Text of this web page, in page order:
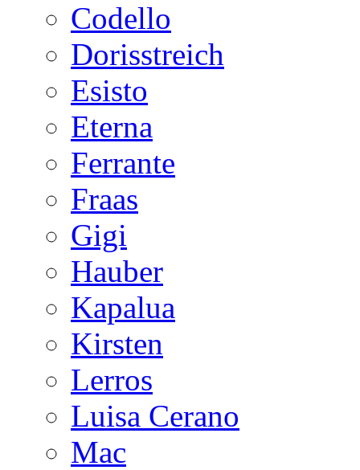
Codello
Dorisstreich
Esisto
Eterna
Ferrante
Fraas
Gigi
Hauber
Kapalua
Kirsten
Lerros
Luisa Cerano
Mac